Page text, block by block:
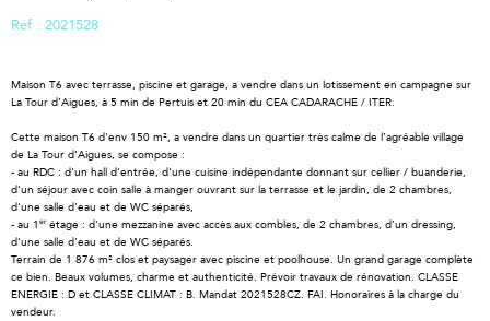
Réf : 2021528
Maison T6 avec terrasse, piscine et garage, a vendre dans un lotissement en campagne sur
La Tour d’Aigues, à 5 min de Pertuis et 20 min du CEA CADARACHE / ITER.
Cette maison T6 d'env 150 m², a vendre dans un quartier très calme de l’agréable village
de La Tour d’Aigues, se compose :
- au RDC : d'un hall d'entrée, d'une cuisine indépendante donnant sur cellier / buanderie,
d’un séjour avec coin salle à manger ouvrant sur la terrasse et le jardin, de 2 chambres,
d'une salle d'eau et de WC séparés,
- au 1 erétage : d'une mezzanine avec accès aux combles, de 2 chambres, d’un dressing,
d’une salle d'eau et de WC séparés.
Terrain de 1 876 m² clos et paysager avec piscine et poolhouse. Un grand garage complète
ce bien. Beaux volumes, charme et authenticité. Prévoir travaux de rénovation. CLASSE
ENERGIE : D et CLASSE CLIMAT : B. Mandat 2021528CZ. FAI. Honoraires à la charge du
vendeur.